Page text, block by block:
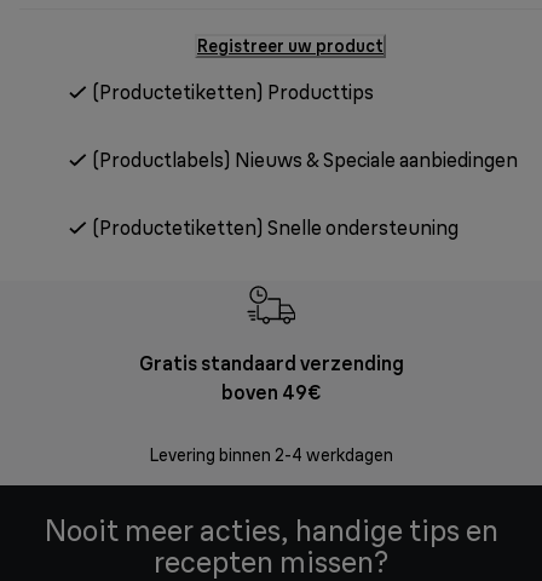
Registreer uw product
(Productetiketten) Producttips
(Productlabels) Nieuws & Speciale aanbiedingen
(Productetiketten) Snelle ondersteuning
Gratis standaard verzending
boven 49€
Levering binnen 2-4 werkdagen
Nooit meer acties, handige tips en
recepten missen?